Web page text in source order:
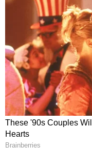
தொடரை
பெற்றுள்ளது.
செய்தது. இந்த
ஃபோலரின்
இருந்த
அமெரிக்காவின்
நடந்த